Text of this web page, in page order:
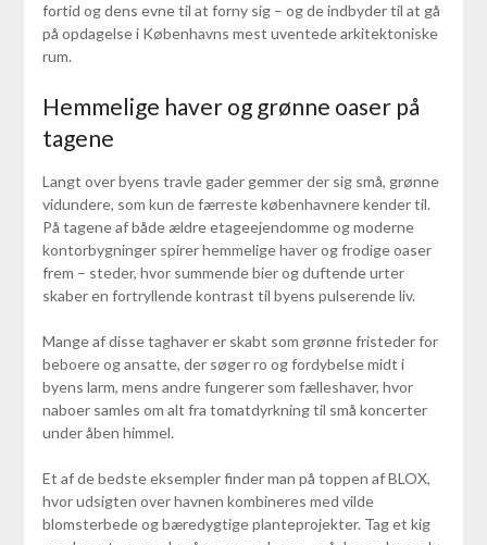
fortid og dens evne til at forny sig – og de indbyder til at gå
på opdagelse i Københavns mest uventede arkitektoniske
rum.
Hemmelige haver og grønne oaser på
tagene
Langt over byens travle gader gemmer der sig små, grønne
vidundere, som kun de færreste københavnere kender til.
På tagene af både ældre etageejendomme og moderne
kontorbygninger spirer hemmelige haver og frodige oaser
frem – steder, hvor summende bier og duftende urter
skaber en fortryllende kontrast til byens pulserende liv.
Mange af disse taghaver er skabt som grønne fristeder for
beboere og ansatte, der søger ro og fordybelse midt i
byens larm, mens andre fungerer som fælleshaver, hvor
naboer samles om alt fra tomatdyrkning til små koncerter
under åben himmel.
Et af de bedste eksempler finder man på toppen af BLOX,
hvor udsigten over havnen kombineres med vilde
blomsterbede og bæredygtige planteprojekter. Tag et kig